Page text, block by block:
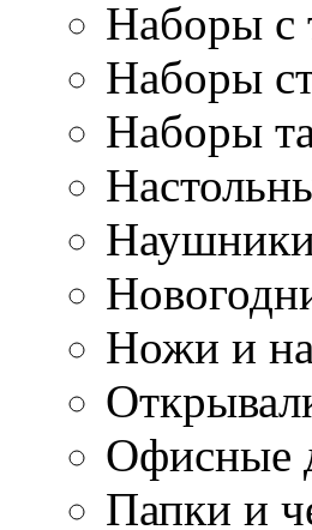
Наборы с
Наборы
Наборы
Ножи и
Офисные
Папки и